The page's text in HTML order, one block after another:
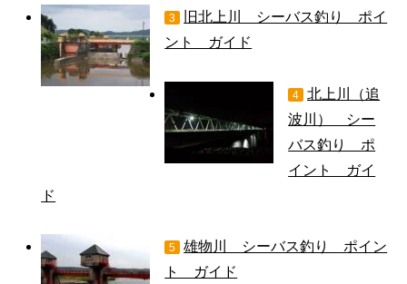
3
旧北上川 シーバス釣り ポイ
ント ガイド
4
北上川（追
波川） シー
バス釣り ポ
イント ガイ
ド
5
雄物川 シーバス釣り ポイン
ト ガイド